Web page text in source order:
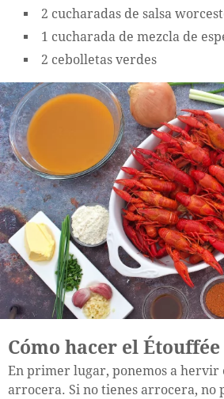
2 cucharadas de salsa
1 cucharada de mezcla de
2 cebolletas verdes
Cómo hacer el Étouffée
En primer lugar, ponemos a hervir
arrocera. Si no tienes arrocera, no